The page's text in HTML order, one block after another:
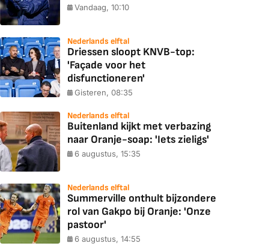
Vandaag, 10:10
Nederlands elftal
Driessen sloopt KNVB-top:
'Façade voor het
disfunctioneren'
Gisteren, 08:35
Nederlands elftal
Buitenland kijkt met verbazing
naar Oranje-soap: 'Iets zieligs'
6 augustus, 15:35
Nederlands elftal
Summerville onthult bijzondere
rol van Gakpo bij Oranje: 'Onze
pastoor'
6 augustus, 14:55